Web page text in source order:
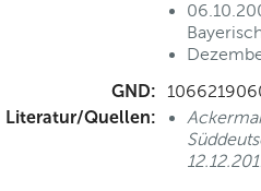
GND:
Literatur/Quellen: